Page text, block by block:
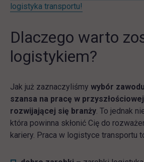
logistyka transportu!
Dlaczego warto
logistykiem?
Jak już zaznaczyliśmy wybór
szansa na pracę w
rozwijającej się branży. To jednak
która powinna skłonić Cię do
kariery. Praca w logistyce transportu